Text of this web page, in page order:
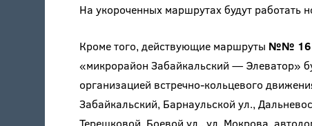
На укороченных маршрутах будут работать
Кроме того, действующие маршруты №№ 16
«микрорайон Забайкальский — Элеватор»
организацией встречно-кольцевого
Забайкальский, Барнаульской ул.,
Терешковой, Боевой ул., ул. Мокрова,